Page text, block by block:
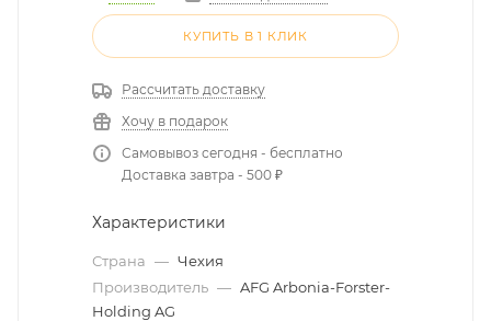
КУПИТЬ В 1 КЛИК
Рассчитать доставку
Хочу в подарок
Самовывоз сегодня - бесплатно
Доставка завтра - 500 ₽
Характеристики
Страна — Чехия
Производитель — AFG Arbonia-Forster-
Holding AG